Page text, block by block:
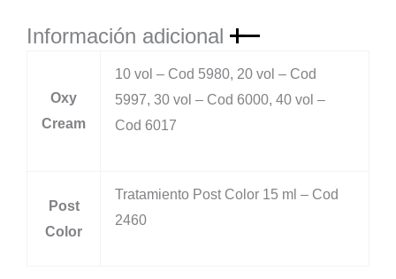
Información adicional
Oxy
Cream
10 vol – Cod 5980, 20 vol – Cod
5997, 30 vol – Cod 6000, 40 vol –
Cod 6017
Post
Color
Tratamiento Post Color 15 ml – Cod
2460